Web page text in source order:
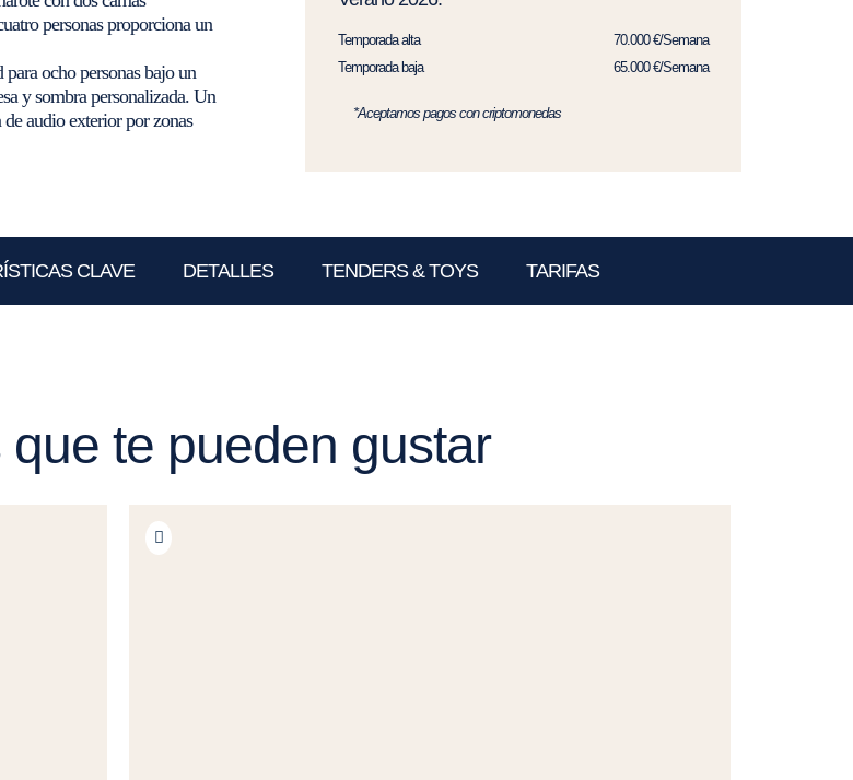
personas proporciona un
ocho personas bajo un
y sombra personalizada. Un
audio exterior por zonas
Temporada alta
70.000 €/Semana
Temporada baja
65.000 €/Semana
*Aceptamos pagos con criptomonedas
CLAVE DETALLES TENDERS & TOYS TARIFAS
que te pueden gustar